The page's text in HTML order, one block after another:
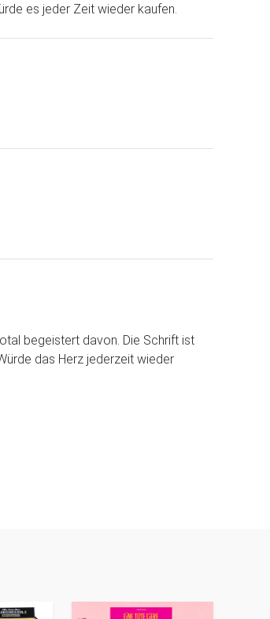
es jeder Zeit wieder kaufen.
begeistert davon. Die Schrift ist
das Herz jederzeit wieder